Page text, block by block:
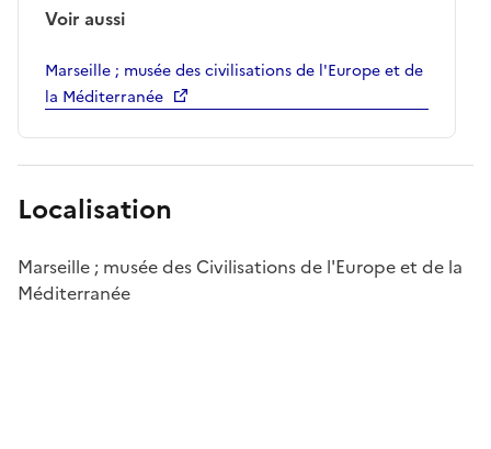
Voir aussi
Marseille ; musée des civilisations de l'Europe et de
la Méditerranée
Localisation
Marseille ; musée des Civilisations de l'Europe et de la
Méditerranée